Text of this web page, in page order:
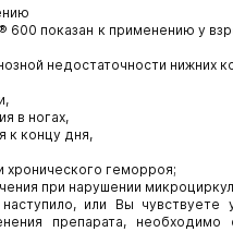
600 показан к применению у
недостаточности нижних
в ногах,
к концу дня,
хронического геморроя;
при нарушении
или Вы чувствуете
препарата, необходимо